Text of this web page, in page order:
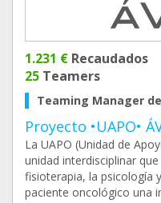
1.231 € Recaudados
25 Teamers
Teaming Manager
Proyecto •UAPO•
La UAPO (Unidad de
unidad interdisciplinar
fisioterapia, la psicología
paciente oncológico una